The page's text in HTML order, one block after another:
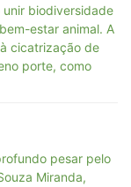
biodiversidade
estar animal. A
cicatrização de
porte, como
pesar pelo
Miranda,